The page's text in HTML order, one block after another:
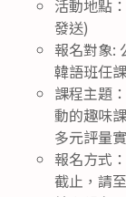
活動地點
發送)
報名對象:
韓語班任
課程主題
動的趣味
多元評量
報名方式
截止，請